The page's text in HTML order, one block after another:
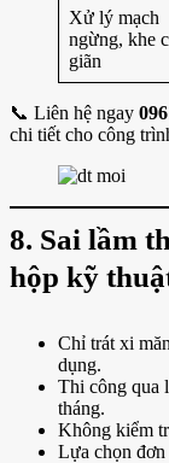
Xử lý mạch
ngừng, khe
giãn
📞 Liên hệ ngay
chi tiết cho công
8. Sai lầm
hộp kỹ
Chỉ trát xi
dụng.
Thi công qua
tháng.
Không kiểm
Lựa chọn